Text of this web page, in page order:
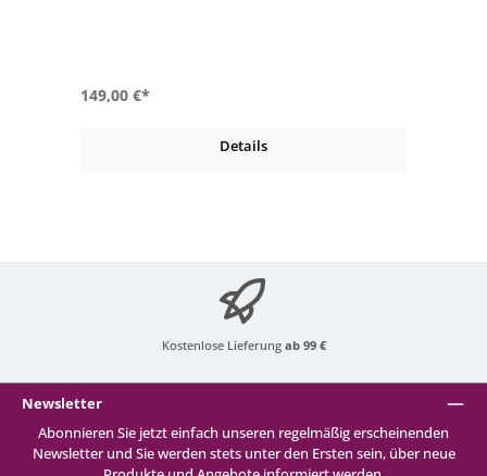
149,00 €*
Details
Kostenlose Lieferung ab 99 €
Newsletter
Abonnieren Sie jetzt einfach unseren regelmäßig erscheinenden
Newsletter und Sie werden stets unter den Ersten sein, über neue